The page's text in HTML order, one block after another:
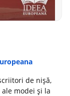
de nişă,
modei şi la